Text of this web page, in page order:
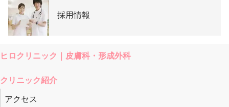
採用情報
ヒロクリニック｜皮膚科・形成外科
クリニック紹介
アクセス